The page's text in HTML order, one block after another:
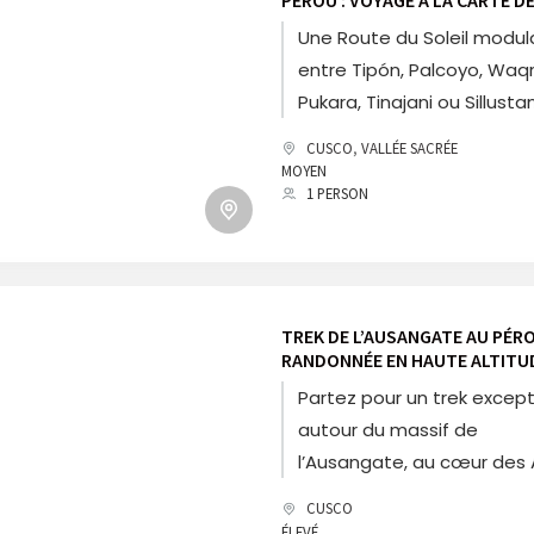
À CUSCO ET NUIT CHEZ
Une Route du Soleil
entre Tipón, Palcoyo,
Pukara, Tinajani ou
avec nuit en communauté
Raqchi. Une expérience
mêlant culture, paysages
CUSCO,VALLÉE SACRÉE
MOYEN
1 PERSON
TREK DE L’AUSANGATE AU
RANDONNÉE EN HAUTE
LAGUNES GLACIAIRES ET
THERMALES
Partez pour un trek
autour du massif de
l’Ausangate, au cœur des
spectaculaires, cols
CUSCO